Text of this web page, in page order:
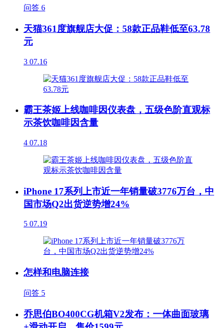
问答 6
天猫361度旗舰店大促：58款正品鞋低至63.78
元
3 07.16
霸王茶姬上线咖啡因仪表盘，五级色阶直观标
示茶饮咖啡因含量
4 07.18
iPhone 17系列上市近一年销量破3776万台，中
国市场Q2出货逆势增24%
5 07.19
怎样和电脑连接
问答 5
乔思伯BO400CG机箱V2发布：一体曲面玻璃